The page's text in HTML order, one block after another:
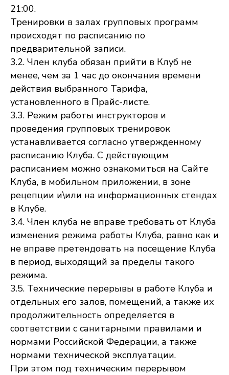
21:00.
Тренировки в залах групповых программ
происходят по расписанию по
предварительной записи.
3.2. Член клуба обязан прийти в Клуб не
менее, чем за 1 час до окончания времени
действия выбранного Тарифа,
установленного в Прайс-листе.
3.3. Режим работы инструкторов и
проведения групповых тренировок
устанавливается согласно утвержденному
расписанию Клуба. С действующим
расписанием можно ознакомиться на Сайте
Клуба, в мобильном приложении, в зоне
рецепции и\или на информационных стендах
в Клубе.
3.4. Член клуба не вправе требовать от Клуба
изменения режима работы Клуба, равно как и
не вправе претендовать на посещение Клуба
в период, выходящий за пределы такого
режима.
3.5. Технические перерывы в работе Клуба и
отдельных его залов, помещений, а также их
продолжительность определяется в
соответствии с санитарными правилами и
нормами Российской Федерации, а также
нормами технической эксплуатации.
При этом под техническим перерывом